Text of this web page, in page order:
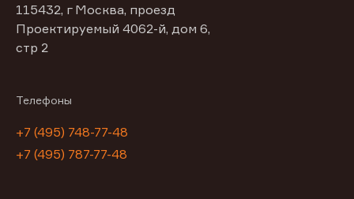
115432, г Москва, проезд
Проектируемый 4062-й, дом 6,
стр 2
Телефоны
+7 (495) 748-77-48
+7 (495) 787-77-48